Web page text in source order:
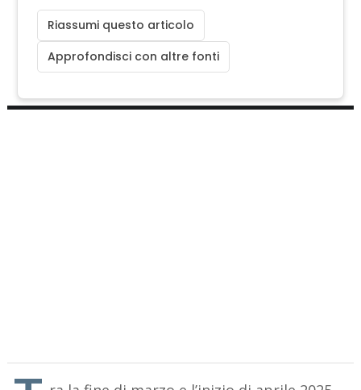
Riassumi questo articolo
Approfondisci con altre fonti